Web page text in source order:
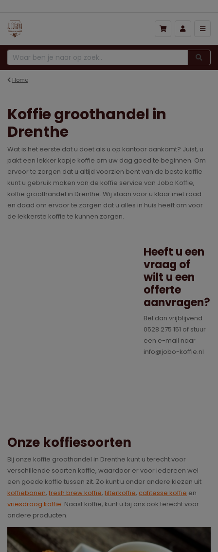
Home
Koffie groothandel in
Drenthe
Wat is het eerste dat u doet als u op kantoor aankomt? Juist, u
pakt een lekker kopje koffie om uw dag goed te beginnen. Om
ervoor te zorgen dat u altijd voorzien bent van de beste koffie
kunt u gebruik maken van de koffie service van Jobo Koffie,
koffie groothandel in Drenthe. Wij staan voor u klaar met raad
en daad om ervoor te zorgen dat u alles in huis heeft om voor
de lekkerste koffie te kunnen zorgen.
Heeft u een
vraag of
wilt u een
offerte
aanvragen?
Bel dan vrijblijvend
0528 275 151 of stuur
een e-mail naar
info@jobo-koffie.nl
Onze koffiesoorten
Bij onze koffie groothandel in Drenthe kunt u terecht voor
verschillende soorten koffie, waardoor er voor iedereen wel
een goede koffie tussen zit. Zo kunt u onder andere kiezen uit
koffiebonen, fresh brew koffie, filterkoffie, cafitesse koffie en
vriesdroog koffie. Naast koffie, kunt u bij ons ook terecht voor
andere producten.